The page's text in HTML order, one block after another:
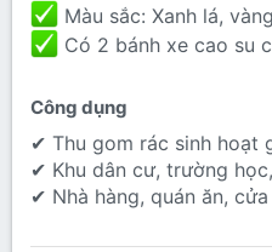
Màu sắc: Xanh lá,
Có 2 bánh xe cao su
Công dụng​
✔ Thu gom rác sinh hoạt
✔ Khu dân cư, trường
✔ Nhà hàng, quán ăn,